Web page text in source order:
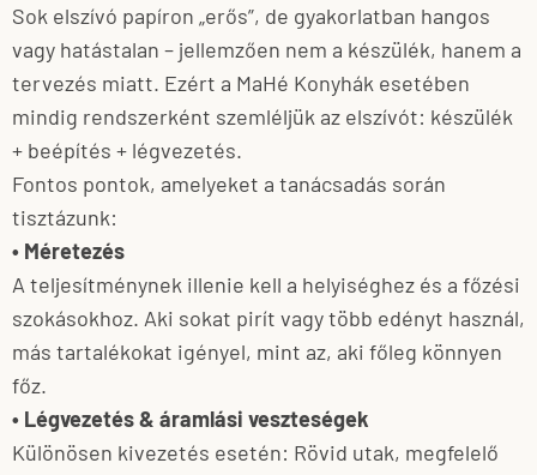
Sok elszívó papíron „erős”, de gyakorlatban hangos
vagy hatástalan – jellemzően nem a készülék, hanem a
tervezés miatt. Ezért a MaHé Konyhák esetében
mindig rendszerként szemléljük az elszívót: készülék
+ beépítés + légvezetés.
Fontos pontok, amelyeket a tanácsadás során
tisztázunk:
• Méretezés
A teljesítménynek illenie kell a helyiséghez és a főzési
szokásokhoz. Aki sokat pirít vagy több edényt használ,
más tartalékokat igényel, mint az, aki főleg könnyen
főz.
• Légvezetés & áramlási veszteségek
Különösen kivezetés esetén: Rövid utak, megfelelő